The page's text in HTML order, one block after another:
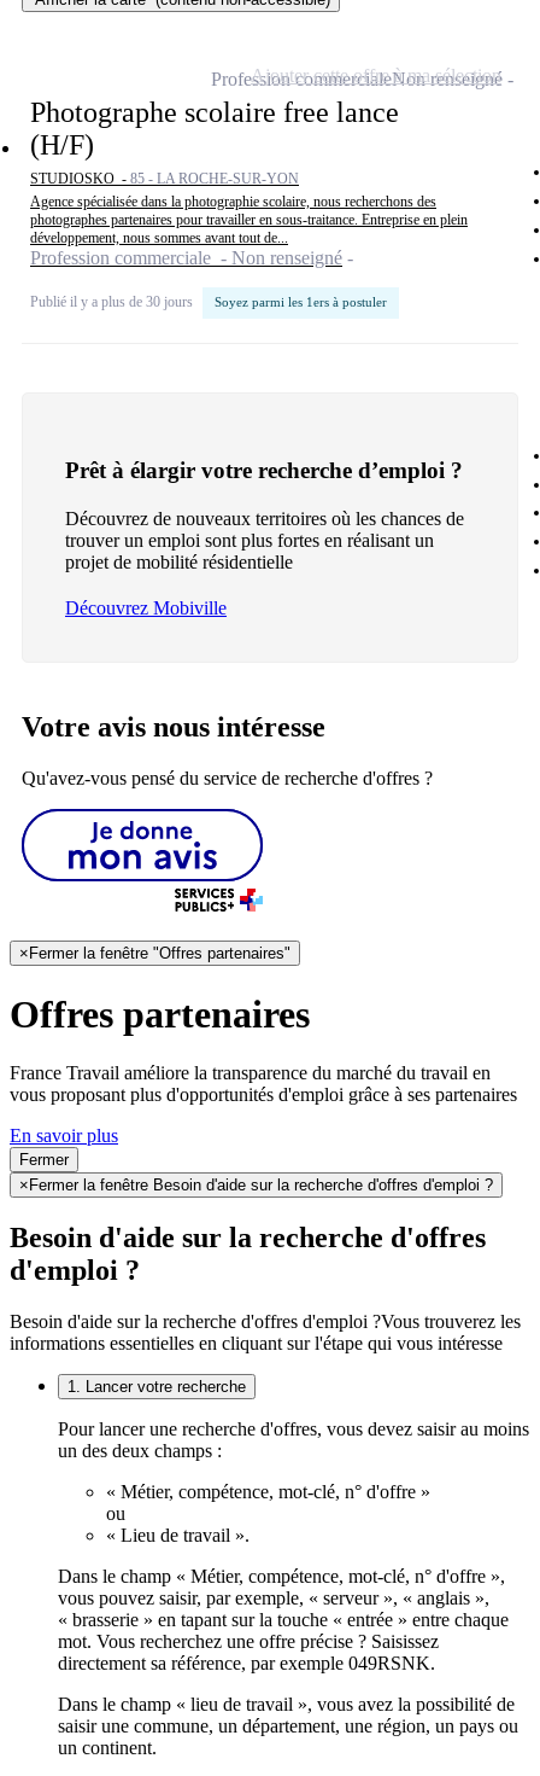
Photographe scolaire free lance
(H/F)
STUDIOSKO - 85 - LA ROCHE-SUR-YON
Agence spécialisée dans la photographie scolaire, nous recherchons des
photographes partenaires pour travailler en sous-traitance. Entreprise en plein
développement, nous sommes avant tout de...
Profession commerciale - Non renseigné
Publié il y a plus de 30 jours Soyez parmi les 1ers à postuler
Profession commercialeNon renseigné
Ajouter cette offre à ma sélection
Prêt à élargir votre recherche d’emploi ?
Découvrez de nouveaux territoires où les chances de
trouver un emploi sont plus fortes en réalisant un
projet de mobilité résidentielle
Découvrez Mobiville
Votre avis nous intéresse
Qu'avez-vous pensé du service de recherche d'offres ?
× Fermer la fenêtre "Offres partenaires"
Offres partenaires
France Travail améliore la transparence du marché du travail en
vous proposant plus d'opportunités d'emploi grâce à ses partenaires
En savoir plus
Fermer
× Fermer la fenêtre Besoin d'aide sur la recherche d'offres d'emploi ?
Besoin d'aide sur la recherche d'offres
d'emploi ?
Besoin d'aide sur la recherche d'offres d'emploi ?Vous trouverez les
informations essentielles en cliquant sur l'étape qui vous intéresse
1. Lancer votre recherche
Pour lancer une recherche d'offres, vous devez saisir au moins
un des deux champs :
« Métier, compétence, mot-clé, n° d'offre »
ou
« Lieu de travail ».
Dans le champ « Métier, compétence, mot-clé, n° d'offre »,
vous pouvez saisir, par exemple, « serveur », « anglais »,
« brasserie » en tapant sur la touche « entrée » entre chaque
mot. Vous recherchez une offre précise ? Saisissez
directement sa référence, par exemple 049RSNK.
Dans le champ « lieu de travail », vous avez la possibilité de
saisir une commune, un département, une région, un pays ou
un continent.